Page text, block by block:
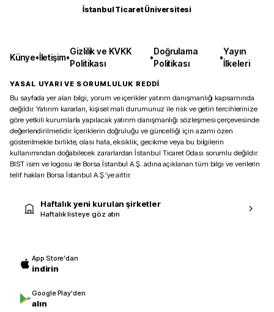
İstanbul Ticaret Üniversitesi
Künye•İletişim•
Gizlilik ve KVKK
Politikası
•
Doğrulama
Politikası
•
Yayın
İlkeleri
YASAL UYARI VE SORUMLULUK REDDİ
Bu sayfada yer alan bilgi, yorum ve içerikler yatırım danışmanlığı kapsamında
değildir. Yatırım kararları, kişisel mali durumunuz ile risk ve getiri tercihlerinize
göre yetkili kurumlarla yapılacak yatırım danışmanlığı sözleşmesi çerçevesinde
değerlendirilmelidir. İçeriklerin doğruluğu ve güncelliği için azami özen
gösterilmekle birlikte, olası hata, eksiklik, gecikme veya bu bilgilerin
kullanımından doğabilecek zararlardan İstanbul Ticaret Odası sorumlu değildir.
BIST isim ve logosu ile Borsa İstanbul A.Ş. adına açıklanan tüm bilgi ve verilerin
telif hakları Borsa İstanbul A.Ş.’ye aittir.
Haftalık yeni kurulan şirketler
Haftalık listeye göz atın
App Store'dan
indirin
Google Play'den
alın